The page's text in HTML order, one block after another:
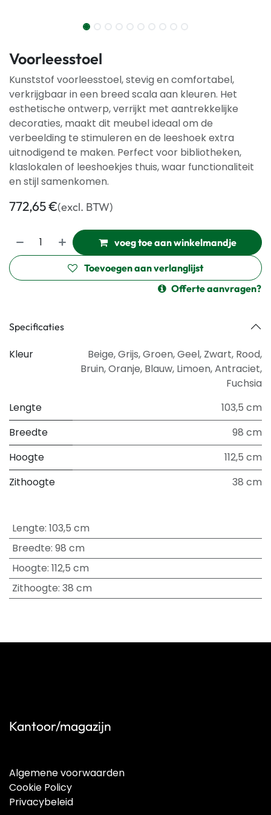
Voorleesstoel
Kunststof voorleesstoel, stevig en comfortabel,
verkrijgbaar in een breed scala aan kleuren. Het
esthetische ontwerp, verrijkt met aantrekkelijke
decoraties, maakt dit meubel ideaal om de
verbeelding te stimuleren en de leeshoek extra
uitnodigend te maken. Perfect voor bibliotheken,
klaslokalen of leeshoekjes thuis, waar functionaliteit
en stijl samenkomen.
772,65€(excl. BTW)
voeg toe aan winkelmandje
Toevoegen aan verlanglijst
Offerte aanvragen?
Specificaties
Kleur Beige,Grijs,Groen,Geel, Zwart, Rood,
Bruin,Oranje, Blauw, Limoen,Antraciet,
Fuchsia
Lengte
103,5 cm
Breedte
98 cm
Hoogte
112,5 cm
Zithoogte
38 cm
Lengte: 103,5 cm
Breedte: 98 cm
Hoogte: 112,5 cm
Zithoogte: 38 cm
Kantoor/magazijn
Algemene voorwaarden
Cookie Policy
Privacybeleid